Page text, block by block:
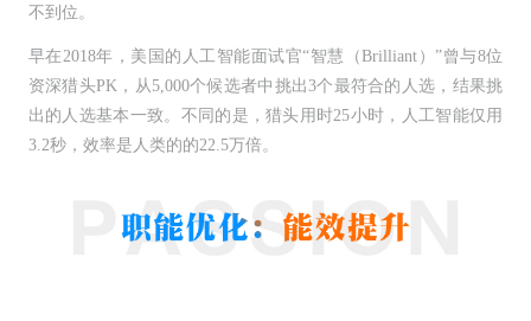
不到位。
早在2018年，美国的人工智能面试官“智慧（Brilliant）”曾与8位
资深猎头PK，从5,000个候选者中挑出3个最符合的人选，结果挑
出的人选基本一致。不同的是，猎头用时25小时，人工智能仅用
3.2秒，效率是人类的的22.5万倍。